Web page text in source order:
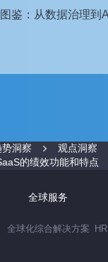
鉴：从数据治理到
势洞察
观点洞察
的绩效功能和特点
全球服务
全球化综合解决方案